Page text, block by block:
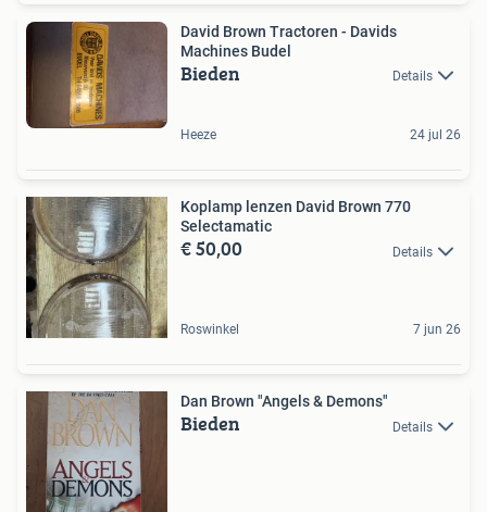
David Brown Tractoren - Davids
Machines Budel
Bieden Details
Heeze 24 jul 26
Koplamp lenzen David Brown 770
Selectamatic
€ 50,00 Details
Roswinkel 7 jun 26
Dan Brown "Angels & Demons"
Bieden Details